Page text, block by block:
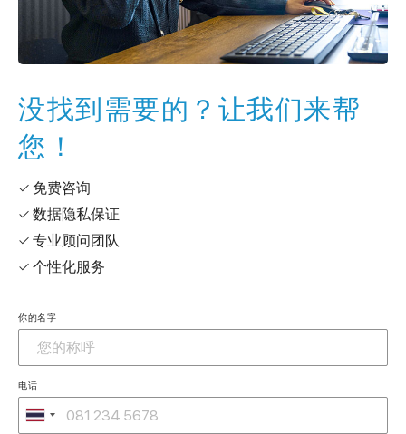
没找到需要的？让我们来帮
您！
✓ 免费咨询
✓ 数据隐私保证
✓ 专业顾问团队
✓ 个性化服务
你的名字
电话